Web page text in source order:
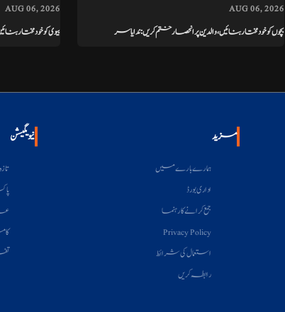
AUG 06, 2026
بچوں کو خودمختار بنائیں، والدین پر انحصار ختم کریں: ندا یاسر
AUG 06, 2026
بیوی کو
مزید
ہمارے بارے میں
اداری بورڈ
جمع کرانے کا رہنما
Privacy Policy
استعمال کی شرائط
رابطہ کریں
نیویگیشن